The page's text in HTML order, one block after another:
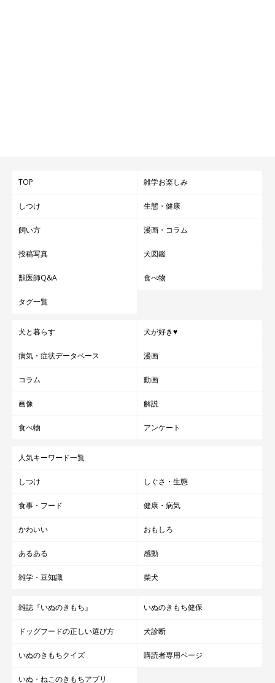
TOP 雑学お楽しみ
しつけ 生態・健康
飼い方 漫画・コラム
投稿写真 犬図鑑
獣医師Q&A 食べ物
タグ一覧
犬と暮らす 犬が好き♥
病気・症状データベース 漫画
コラム 動画
画像 解説
食べ物 アンケート
人気キーワード一覧
しつけ しぐさ・生態
食事・フード 健康・病気
かわいい おもしろ
あるある 感動
雑学・豆知識 柴犬
雑誌『いぬのきもち』 いぬのきもち健保
ドッグフードの正しい選び方 犬診断
いぬのきもちクイズ 購読者専用ページ
いぬ・ねこのきもちアプリ